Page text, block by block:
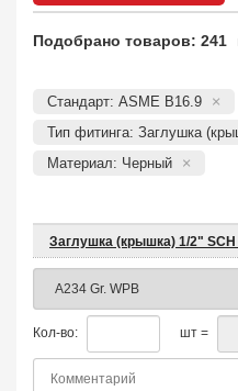
Подобрано товаров: 241
Стандарт: ASME B16.9
Тип фитинга: Заглушка
Материал: Черный
Заглушка (крышка) 1/2" SCH
Кол-во: шт =